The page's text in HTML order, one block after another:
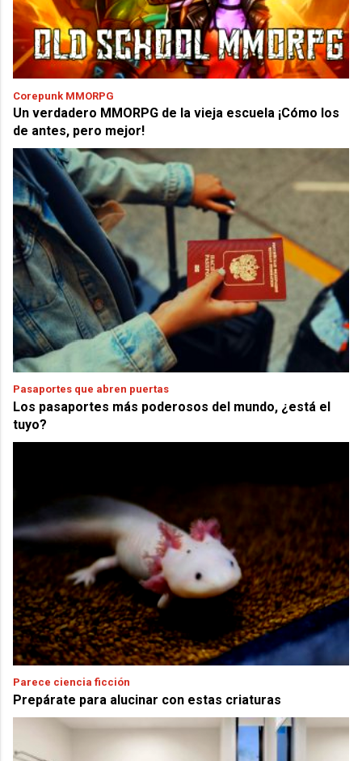
Corepunk MMORPG
Un verdadero MMORPG de la vieja escuela ¡Cómo los
de antes, pero mejor!
Pasaportes que abren puertas
Los pasaportes más poderosos del mundo, ¿está el
tuyo?
Parece ciencia ficción
Prepárate para alucinar con estas criaturas